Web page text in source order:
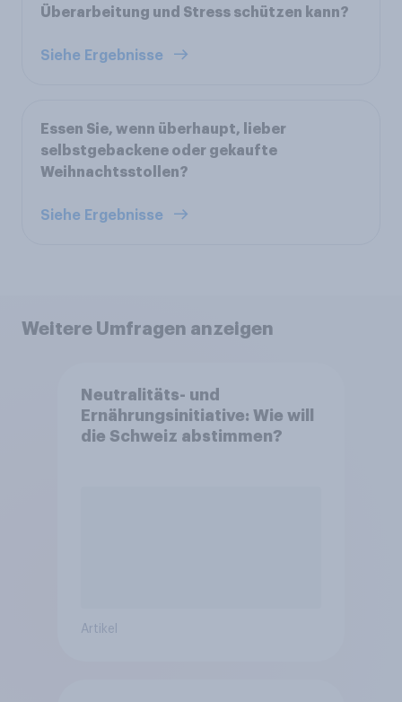
Überarbeitung und Stress schützen kann?
Siehe Ergebnisse
Essen Sie, wenn überhaupt, lieber
selbstgebackene oder gekaufte
Weihnachtsstollen?
Siehe Ergebnisse
Weitere Umfragen anzeigen
Neutralitäts- und
Ernährungsinitiative: Wie will
die Schweiz abstimmen?
Artikel